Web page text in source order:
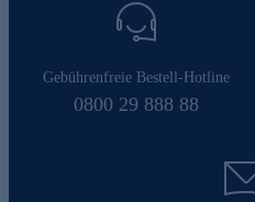
Gebührenfreie Bestell-Hotline
0800 29 888 88